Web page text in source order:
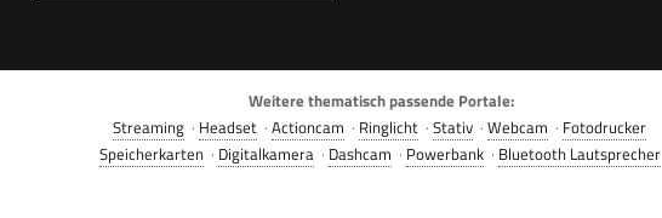
Twitch, YouTube, Discord, PC,
DGM20，Schwarz
Weitere thematisch passende Portale:
Streaming · Headset · Actioncam · Ringlicht · Stativ · Webcam · Fotodrucker
Speicherkarten· Digitalkamera· Dashcam · Powerbank· Bluetooth Lautsprecher